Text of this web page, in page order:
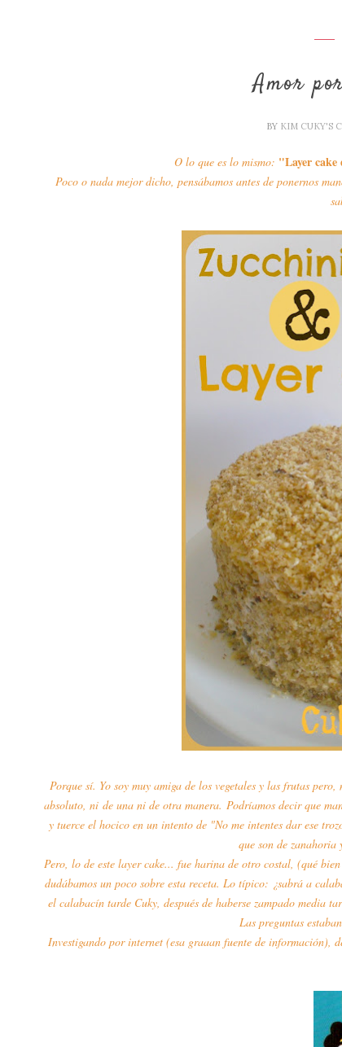
Amor
BY KIM CUKY'S
O lo que es lo mismo: "Layer
Poco o nada mejor dicho, pensábamos antes de ponernos
Porque sí. Yo soy muy amiga de los vegetales y las frutas
absoluto, ni de una ni de otra manera. Podríamos decir que
y tuerce el hocico en un intento de "No me intentes dar ese
que son de
Pero, lo de este layer cake... fue harina de otro costal, (qué
dudábamos un poco sobre esta receta. Lo típico: ¿sabrá a
el calabacín tarde Cuky, después de haberse zampado media
Las preguntas
Investigando por internet (esa graaan fuente de información),